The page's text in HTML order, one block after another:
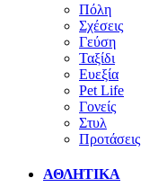
Πόλη
Σχέσεις
Γεύση
Ταξίδι
Ευεξία
Pet Life
Γονείς
Στυλ
Προτάσεις
ΑΘΛΗΤΙΚΑ